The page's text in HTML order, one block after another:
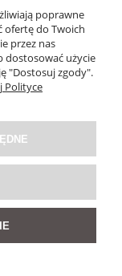
poprawne
ofertę do Twoich
przez nas
dostosować użycie
"Dostosuj zgody".
Polityce